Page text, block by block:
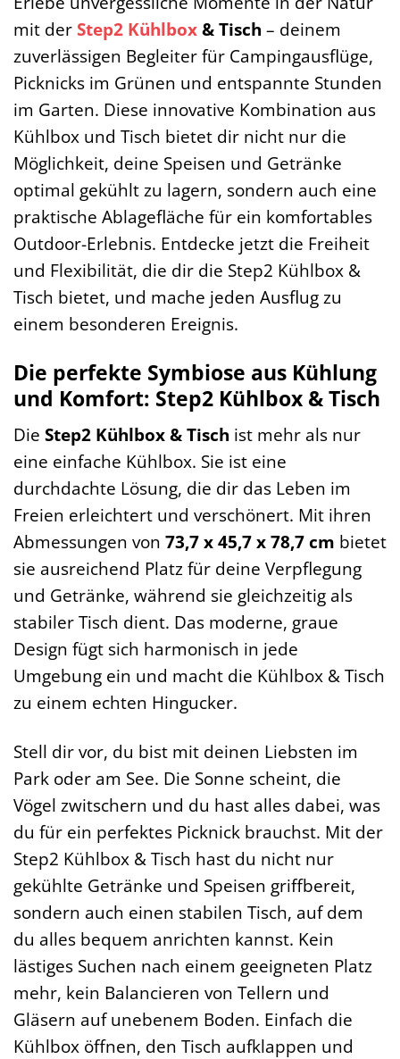
mit der Step2 Kühlbox& Tisch – deinem
zuverlässigen Begleiter für Campingausflüge,
Picknicks im Grünen und entspannte Stunden
im Garten. Diese innovative Kombination aus
Kühlbox und Tisch bietet dir nicht nur die
Möglichkeit, deine Speisen und Getränke
optimal gekühlt zu lagern, sondern auch eine
praktische Ablagefläche für ein komfortables
Outdoor-Erlebnis. Entdecke jetzt die Freiheit
und Flexibilität, die dir die Step2 Kühlbox &
Tisch bietet, und mache jeden Ausflug zu
einem besonderen Ereignis.
Die perfekte Symbiose aus Kühlung
und Komfort: Step2 Kühlbox & Tisch
Die Step2 Kühlbox & Tisch ist mehr als nur
eine einfache Kühlbox. Sie ist eine
durchdachte Lösung, die dir das Leben im
Freien erleichtert und verschönert. Mit ihren
Abmessungen von 73,7 x 45,7 x 78,7 cm bietet
sie ausreichend Platz für deine Verpflegung
und Getränke, während sie gleichzeitig als
stabiler Tisch dient. Das moderne, graue
Design fügt sich harmonisch in jede
Umgebung ein und macht die Kühlbox & Tisch
zu einem echten Hingucker.
Stell dir vor, du bist mit deinen Liebsten im
Park oder am See. Die Sonne scheint, die
Vögel zwitschern und du hast alles dabei, was
du für ein perfektes Picknick brauchst. Mit der
Step2 Kühlbox & Tisch hast du nicht nur
gekühlte Getränke und Speisen griffbereit,
sondern auch einen stabilen Tisch, auf dem
du alles bequem anrichten kannst. Kein
lästiges Suchen nach einem geeigneten Platz
mehr, kein Balancieren von Tellern und
Gläsern auf unebenem Boden. Einfach die
Kühlbox öffnen, den Tisch aufklappen und